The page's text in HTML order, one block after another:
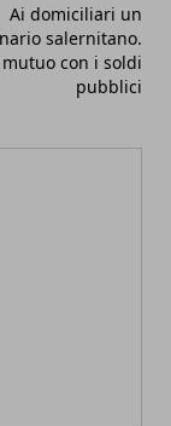
Ai domiciliari un
salernitano.
mutuo con i soldi
pubblici